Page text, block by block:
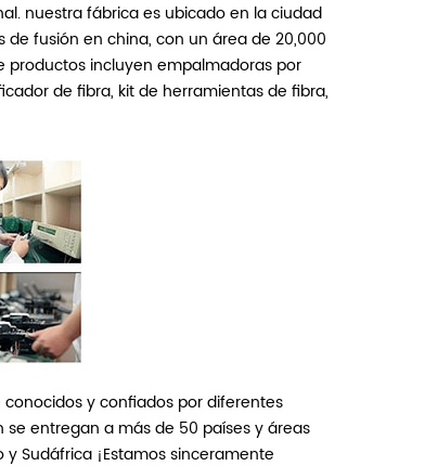
nuestra fábrica esubicado en la ciudad
fusión en china, con un área de 20,000
productos incluyen empalmadoras por
de fibra, kit de herramientas de fibra,
y confiados por diferentes
entregan a más de 50 países y áreas
y Sudáfrica ¡Estamos sinceramente